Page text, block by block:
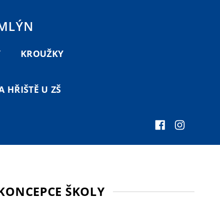
KROUŽKY
HŘIŠTĚ U ZŠ
ŠKOLY